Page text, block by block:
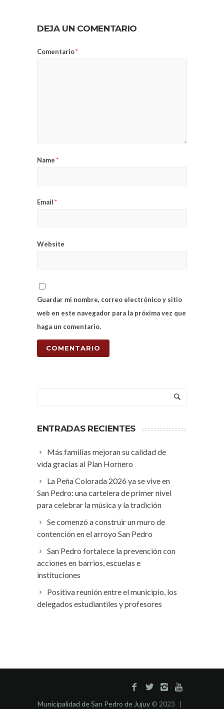
DEJA UN COMENTARIO
Comentario*
Name*
Email*
Website
Guardar mi nombre, correo electrónico y sitio
web en este navegador para la próxima vez que
haga un comentario.
ENTRADAS RECIENTES
Más familias mejoran su calidad de
vida gracias al Plan Hornero
La Peña Colorada 2026 ya se vive en
San Pedro: una cartelera de primer nivel
para celebrar la música y la tradición
Se comenzó a construir un muro de
contención en el arroyo San Pedro
San Pedro fortalece la prevención con
acciones en barrios, escuelas e
instituciones
Positiva reunión entre el municipio, los
delegados estudiantiles y profesores
Municipalidad de San Pedro de Jujuy © 2023 |